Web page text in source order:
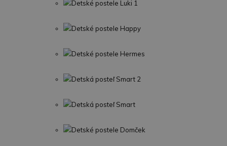
Detské postele Luki 1
Detské postele Happy
Detské postele Hermes
Detská posteľ Smart 2
Detská posteľ Smart
Detské postele Domček